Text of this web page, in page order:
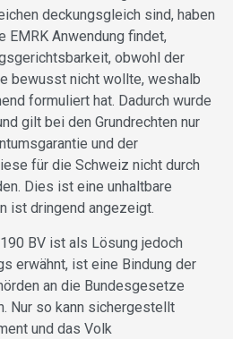
deckungsgleich sind, haben
EMRK Anwendung findet,
obwohl der
bewusst nicht wollte, weshalb
formuliert hat. Dadurch wurde
gilt bei den Grundrechten nur
und der
für die Schweiz nicht durch
Dies ist eine unhaltbare
ist dringend angezeigt.
BV ist als Lösung jedoch
erwähnt, ist eine Bindung der
an die Bundesgesetze
Nur so kann sichergestellt
und das Volk